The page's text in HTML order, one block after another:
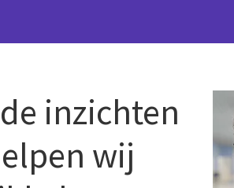
inzichten
wij